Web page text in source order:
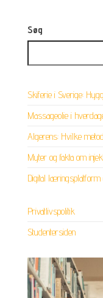
Søg
Skiferie i Sverige:
Massageolie i
Algerens: Hvilke
Myter og fakta om
Digital
Privatlivspolitik
Studentersiden